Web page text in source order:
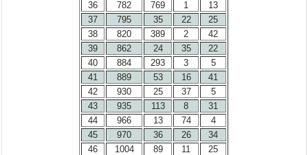
36
782 769 1
13
37
795 35 22
25
38
820 389 2
42
39
862 24 35
22
40
884 293 3
5
41
889 53 16
41
42
930 25 37
5
43
935 113 8
31
44
966 13 74
4
45
970 36 26
34
46
1004 89 11
25